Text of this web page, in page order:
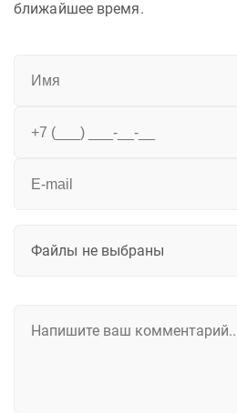
ближайшее время.
Файлы не выбраны